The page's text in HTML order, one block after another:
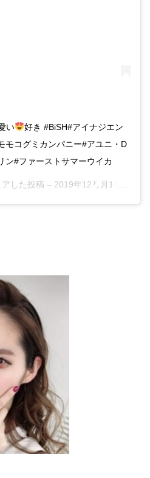
い
好き #BiSH#アイナジエン
モコグミカンパニー#アユニ・D
ン#ファーストサマーウイカ
した投稿 – 2019年12月月14日午前1時58分PST